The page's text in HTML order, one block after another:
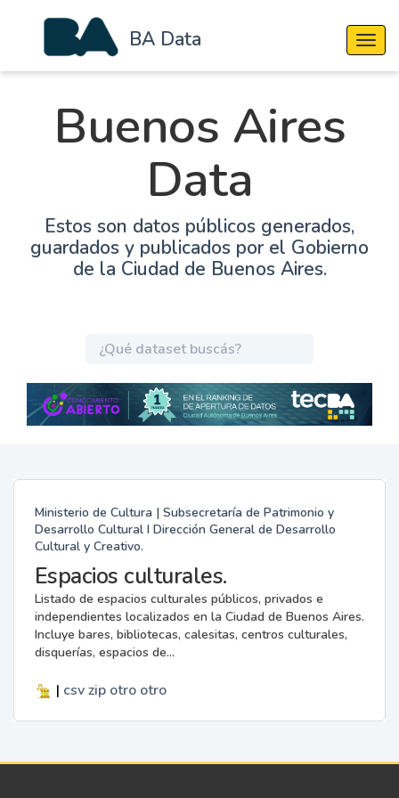
BA Data
Buenos Aires
Data
Estos son datos públicos generados,
guardados y publicados por el Gobierno
de la Ciudad de Buenos Aires.
Ministerio de Cultura | Subsecretaría de Patrimonio y
Desarrollo Cultural I Dirección General de Desarrollo
Cultural y Creativo.
Espacios culturales.
Listado de espacios culturales públicos, privados e
independientes localizados en la Ciudad de Buenos Aires.
Incluye bares, bibliotecas, calesitas, centros culturales,
disquerías, espacios de...
| csv zip otro otro